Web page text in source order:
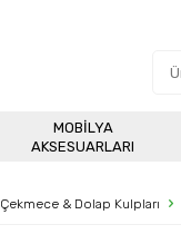
MOBILYA
AKSESUARLARI
Çekmece & Dolap Kulpları